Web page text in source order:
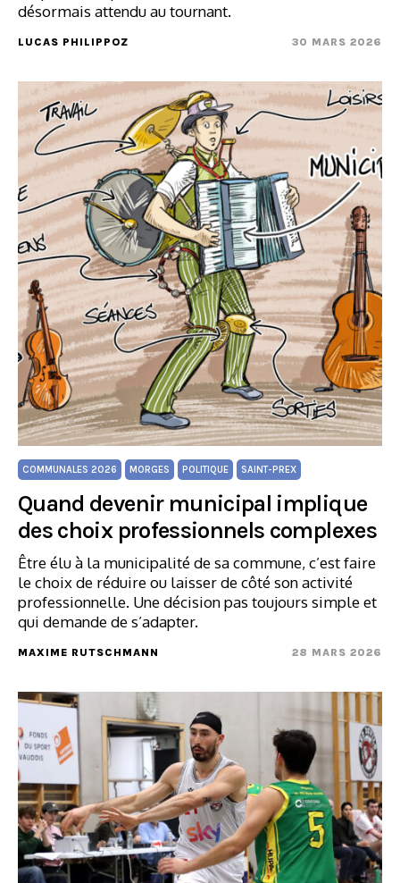
désormais attendu au tournant.
LUCAS PHILIPPOZ 30 MARS 2026
COMMUNALES 2026 MORGES POLITIQUE SAINT-PREX
Quand devenir municipal implique
des choix professionnels complexes
Être élu à la municipalité de sa commune, c’est faire
le choix de réduire ou laisser de côté son activité
professionnelle. Une décision pas toujours simple et
qui demande de s’adapter.
MAXIME RUTSCHMANN 28 MARS 2026